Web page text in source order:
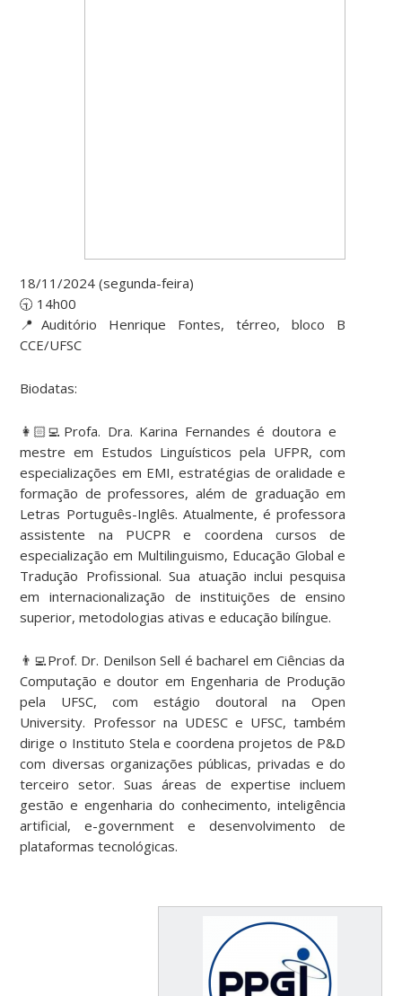
18/11/2024 (segunda-feira)
🕤 14h00
📍Auditório Henrique Fontes, térreo, bloco B
CCE/UFSC
Biodatas:
👩🏻‍💻Profa. Dra. Karina Fernandes é doutora e
mestre em Estudos Linguísticos pela UFPR, com
especializações em EMI, estratégias de oralidade e
formação de professores, além de graduação em
Letras Português-Inglês. Atualmente, é professora
assistente na PUCPR e coordena cursos de
especialização em Multilinguismo, Educação Global e
Tradução Profissional. Sua atuação inclui pesquisa
em internacionalização de instituições de ensino
superior, metodologias ativas e educação bilíngue.
👨‍💻Prof. Dr. Denilson Sell é bacharel em Ciências da
Computação e doutor em Engenharia de Produção
pela UFSC, com estágio doutoral na Open
University. Professor na UDESC e UFSC, também
dirige o Instituto Stela e coordena projetos de P&D
com diversas organizações públicas, privadas e do
terceiro setor. Suas áreas de expertise incluem
gestão e engenharia do conhecimento, inteligência
artificial, e-government e desenvolvimento de
plataformas tecnológicas.